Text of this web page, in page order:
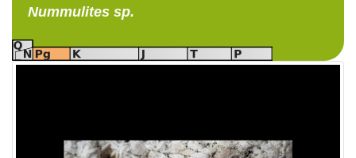
Nummulites sp.